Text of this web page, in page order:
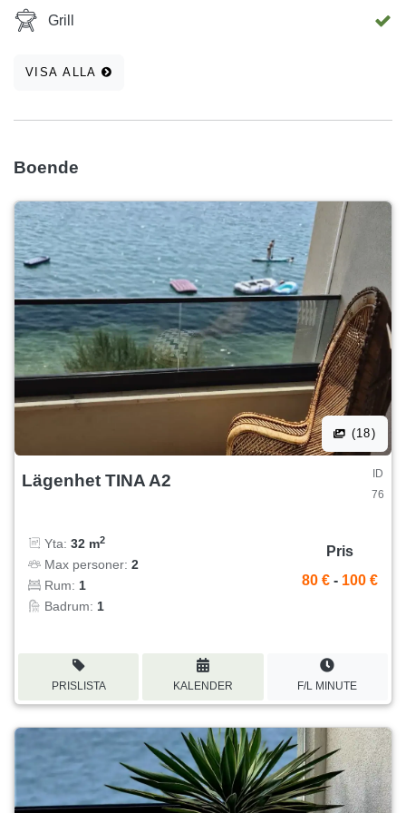
Grill
VISA ALLA
Boende
(18)
Lägenhet TINA A2
ID
76
Yta: 32 m2
Max personer: 2
Rum: 1
Badrum: 1
Pris
80 € - 100 €
PRISLISTA KALENDER F/L MINUTE